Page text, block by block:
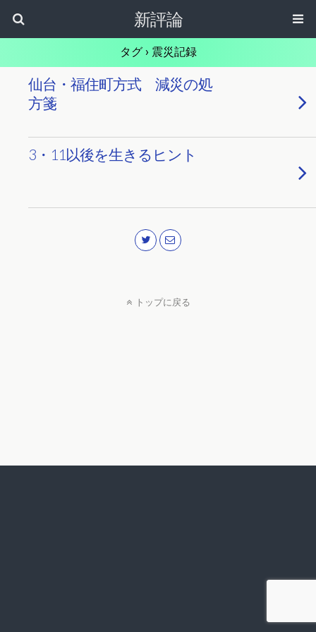
新評論
タグ › 震災記録
仙台・福住町方式 減災の処
方箋
3・11以後を生きるヒント
トップに戻る